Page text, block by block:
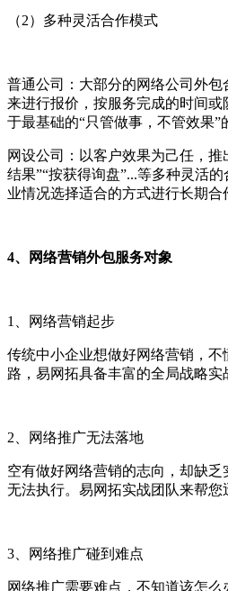
（2）多种灵活合作模式
普通公司：大部分的网络公司外
来进行报价，按服务完成的时间
于最基础的“只管做事，不管效果”
网设公司：以客户效果为己任，推
结果”“按获得询盘”...等多种灵活
业情况选择适合的方式进行长期合
4、网络营销外包服务对象
1、网络营销起步
传统中小企业想做好网络营销，
路，易网拓具备丰富的全局战略实
2、网络推广无法落地
空有做好网络营销的志向，却缺乏
无法执行。易网拓实战团队来帮您
3、网络推广碰到难点
网络推广需要难点，不知道该怎